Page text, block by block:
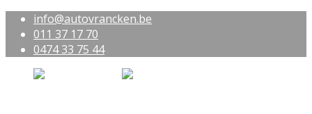
info@autovrancken.be
011 37 17 70
0474 33 75 44